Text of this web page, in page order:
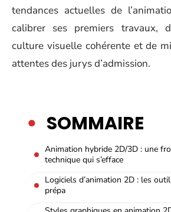
tendances actuelles de
calibrer ses premiers travaux,
culture visuelle cohérente et de
attentes des jurys d’admission.
SOMMAIRE
Animation hybride 2D/3D : une
technique qui s’efface
Logiciels d’animation 2D : les
prépa